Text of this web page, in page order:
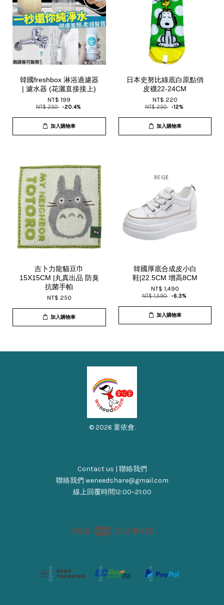
韓國freshbox 淋浴過濾器
| 濾水器 (花灑直接接上)
NT$ 199
NT$ 250 -20.4%
加入購物車
日本史努比綠底白原點俏
皮襪22-24CM
NT$ 220
NT$ 250 -12%
加入購物車
吉卜力龍貓豆巾
15X15CM |丸真出品 防臭
抗菌手帕
NT$ 250
加入購物車
韓國厚底合成皮小白
鞋|22.5CM 增高8CM
NT$ 1,490
NT$ 1,590 -6.3%
加入購物車
© 2026 童依會.
Contact us | 聯絡我們
聯絡我們 weneedshare@gmail.com
線上回覆時間12:00~21:00
Visa Master